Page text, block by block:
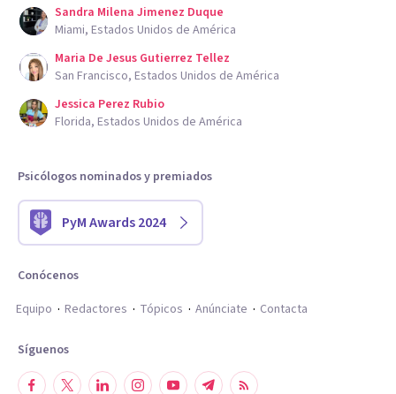
Sandra Milena Jimenez Duque
Miami, Estados Unidos de América
Maria De Jesus Gutierrez Tellez
San Francisco, Estados Unidos de América
Jessica Perez Rubio
Florida, Estados Unidos de América
Psicólogos nominados y premiados
PyM Awards 2024
Conócenos
Equipo
Redactores Tópicos Anúnciate Contacta
Síguenos